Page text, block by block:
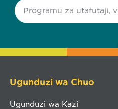
Ugunduzi wa Chuo
Ugunduzi wa Kazi